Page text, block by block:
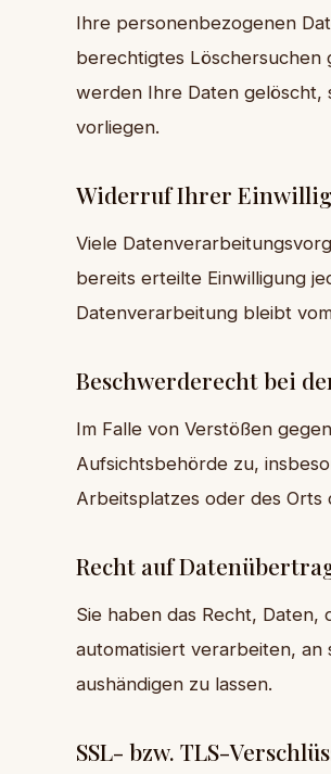
Ihre personenbezogenen
berechtigtes Löschersuchen
werden Ihre Daten gelöscht,
vorliegen.
Widerruf Ihrer
Viele
bereits erteilte Einwilligung
Datenverarbeitung bleibt
Beschwerderecht bei
Im Falle von Verstößen
Aufsichtsbehörde zu,
Arbeitsplatzes oder des Orts
Recht auf
Sie haben das Recht,
automatisiert verarbeiten, an
aushändigen zu lassen.
SSL- bzw. TLS-